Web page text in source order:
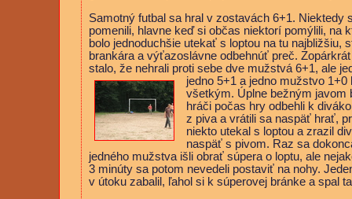
Samotný futbal sa hral v zostavách 6+1. Niektedy
pomenili, hlavne keď si občas niektorí pomýlili, na
bolo jednoduchšie utekať s loptou na tu najbližšiu,
brankára a výťazoslávne odbehnúť preč.
stalo, že nehrali proti sebe dve mužstvá 6+1, ale
jedno 5+1 a jedno mužstvo 1+0
všetkým. Úplne bežným javom
hráči počas hry odbehli k
z piva a vrátili sa naspäť hrať,
niekto utekal s loptou a zrazil
naspäť s pivom. Raz sa
jedného mužstva išli obrať súpera o loptu, ale
3 minúty sa potom nevedeli postaviť na nohy.
v útoku zabalil, ľahol si k súperovej bránke a spal